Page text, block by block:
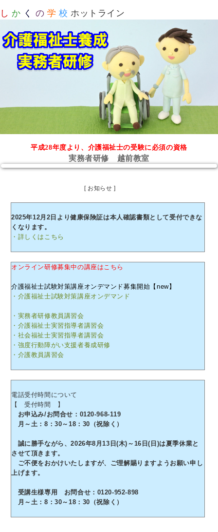
し か く の 学 校 ホットライン
平成28年度より、介護福祉士の受験に必須の資格
実務者研修 越前教室
[ お知らせ ]
2025年12月2日より健康保険証は本人確認書類として受付できな
くなります。
・詳しくはこちら
オンライン研修募集中の講座はこちら
介護福祉士試験対策講座オンデマンド募集開始【new】
・介護福祉士試験対策講座オンデマンド
・実務者研修教員講習会
・介護福祉士実習指導者講習会
・社会福祉士実習指導者講習会
・強度行動障がい支援者養成研修
・介護教員講習会
電話受付時間について
【 受付時間 】
お申込み/お問合せ：0120-968-119
月～土：8：30～18：30（祝除く）
誠に勝手ながら、2026年8月13日(木)～16日(日)は夏季休業と
させて頂きます。
ご不便をおかけいたしますが、ご理解賜りますようお願い申し
上げます。
受講生様専用 お問合せ：0120-952-898
月～土：8：30～18：30（祝除く）